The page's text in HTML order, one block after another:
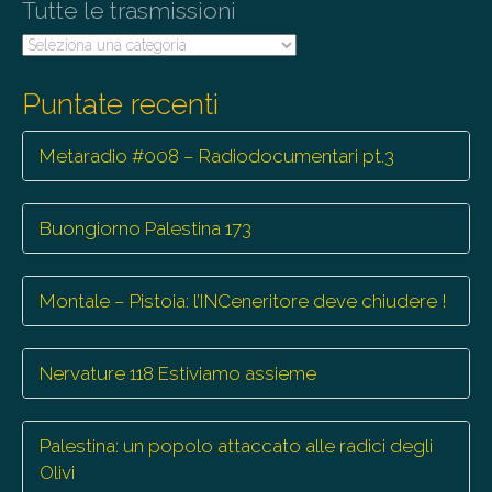
Tutte le trasmissioni
Tutte
Puntate recenti
Metaradio #008 – Radiodocumentari pt.3
Buongiorno Palestina 173
Montale – Pistoia: l’INCeneritore deve chiudere !
Nervature 118 Estiviamo assieme
Palestina: un popolo attaccato alle radici degli
Olivi